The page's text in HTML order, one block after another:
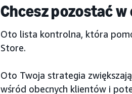
Chcesz pozostać
Oto lista kontrolna, która
Store.
Oto Twoja strategia
wśród obecnych klientów i